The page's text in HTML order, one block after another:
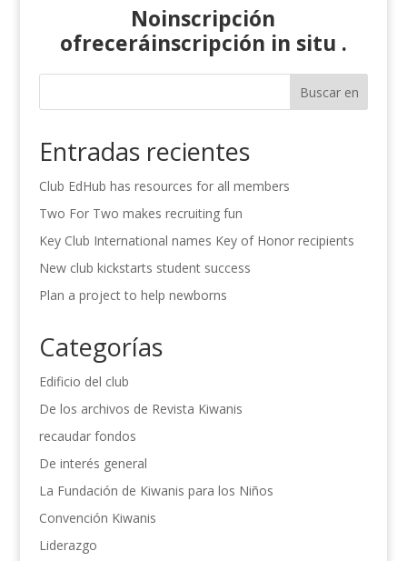
Noinscripción
ofreceráinscripción in situ .
Buscar en
Entradas recientes
Club EdHub has resources for all members
Two For Two makes recruiting fun
Key Club International names Key of Honor recipients
New club kickstarts student success
Plan a project to help newborns
Categorías
Edificio del club
De los archivos de Revista Kiwanis
recaudar fondos
De interés general
La Fundación de Kiwanis para los Niños
Convención Kiwanis
Liderazgo